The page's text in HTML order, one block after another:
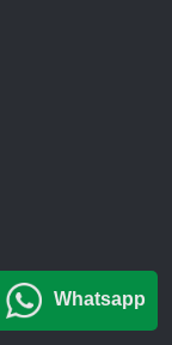
Whatsapp